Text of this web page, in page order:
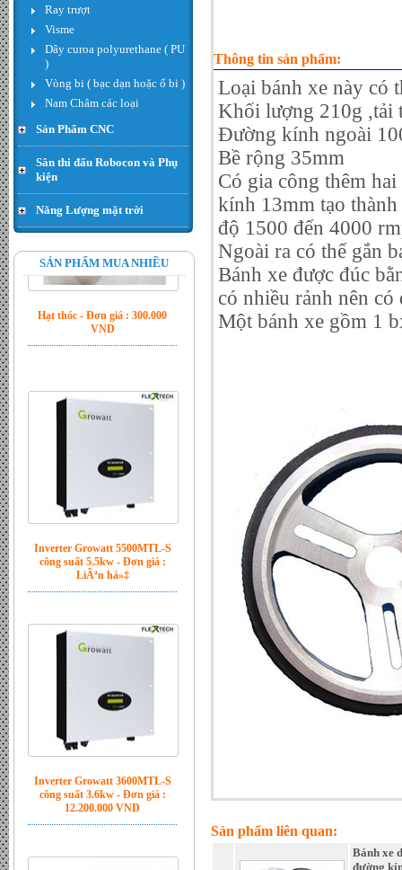
Ray trượt
Visme
Dây curoa polyurethane ( PU
)
Vòng bi ( bạc dạn hoặc ổ bi )
Nam Châm các loại
Sản Phẩm CNC
Sân thi đấu Robocon và Phụ
kiện
Năng Lượng mặt trời
SẢN PHẨM MUA NHIỀU
Động cơ Planet 24V 60w
giá : LiÃªn há»‡
VND
Inverter Growatt 5500MTL-S
Inverter Growatt 3600MTL-S
Thông tin sản phẩm:
Loại bánh xe này có
Khối lượng 210g ,tải
Đường kính ngoài
Bề rộng 35mm
Có gia công thêm
kính 13mm tạo
độ 1500 đến 4000
Ngoài ra có thể gắn
Bánh xe được đúc
có nhiều rảnh nên có
Một bánh xe gồm 1
Sản phẩm liên quan:
Bánh xe
đường